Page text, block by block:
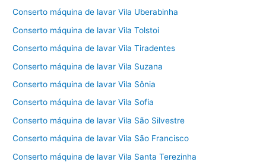
Conserto máquina de lavar Vila Uberabinha
Conserto máquina de lavar Vila Tolstoi
Conserto máquina de lavar Vila Tiradentes
Conserto máquina de lavar Vila Suzana
Conserto máquina de lavar Vila Sônia
Conserto máquina de lavar Vila Sofia
Conserto máquina de lavar Vila São Silvestre
Conserto máquina de lavar Vila São Francisco
Conserto máquina de lavar Vila Santa Terezinha